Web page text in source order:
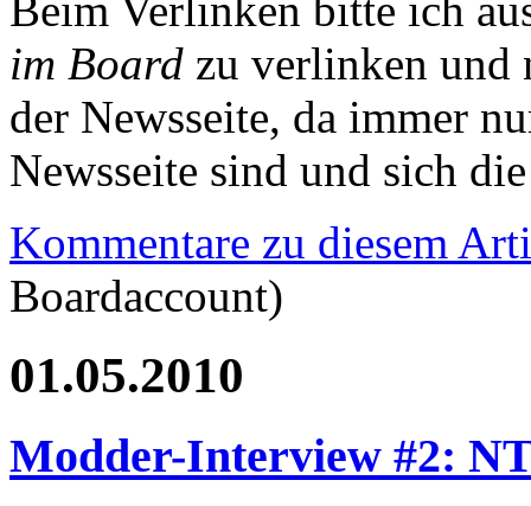
Beim Verlinken bitte ich
im Board zu verlinken und
der Newsseite, da immer
Newsseite sind und sich
Kommentare zu diesem
Boardaccount)
01.05.2010
Modder-Interview #2: